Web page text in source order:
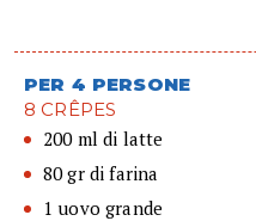
PER 4 PERSONE
8 CRÊPES
200 ml di latte
80 gr di farina
1 uovo grande